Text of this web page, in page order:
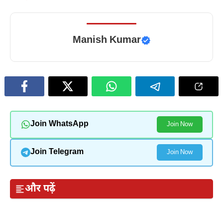
Manish Kumar
Join WhatsApp Join Now
Join Telegram Join Now
और पढ़ें